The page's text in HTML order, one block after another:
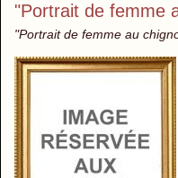
"Portrait de femme
"Portrait de femme au